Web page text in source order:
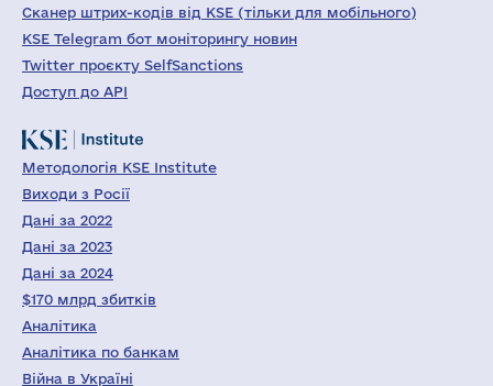
Сканер штрих-кодів від KSE (тільки для мобільного)
KSE Telegram бот моніторингу новин
Twitter проєкту SelfSanctions
Доступ до API
Методологія KSE Institute
Виходи з Росії
Дані за 2022
Дані за 2023
Дані за 2024
$170 млрд збитків
Аналітика
Аналітика по банкам
Війна в Україні